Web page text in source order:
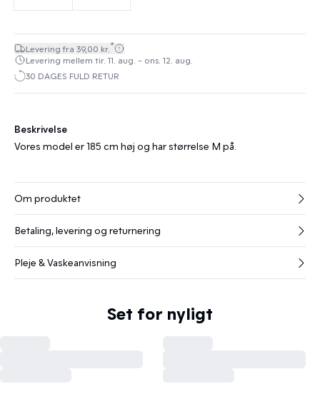
Levering fra 39,00 kr.*
Levering mellem tir. 11. aug. - ons. 12. aug.
30 DAGES FULD RETUR
Beskrivelse
Vores model er 185 cm høj og har størrelse M på.
Om produktet
Betaling, levering og returnering
Pleje & Vaskeanvisning
Set for nyligt